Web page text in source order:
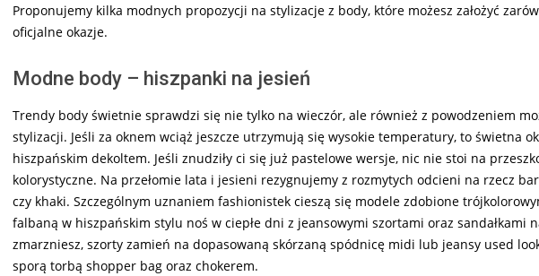
Proponujemy kilka modnych propozycji na stylizacje z body, które możesz założyć
oficjalne okazje.
Modne body – hiszpanki na jesień
Trendy body świetnie sprawdzi się nie tylko na wieczór, ale również z powodzeniem
stylizacji. Jeśli za oknem wciąż jeszcze utrzymują się wysokie temperatury, to świetna
hiszpańskim dekoltem. Jeśli znudziły ci się już pastelowe wersje, nic nie stoi na
kolorystyczne. Na przełomie lata i jesieni rezygnujemy z rozmytych odcieni na rzecz
czy khaki. Szczególnym uznaniem fashionistek cieszą się modele zdobione
falbaną w hiszpańskim stylu noś w ciepłe dni z jeansowymi szortami oraz sandałkami
zmarzniesz, szorty zamień na dopasowaną skórzaną spódnicę midi lub jeansy used
sporą torbą shopper bag oraz chokerem.